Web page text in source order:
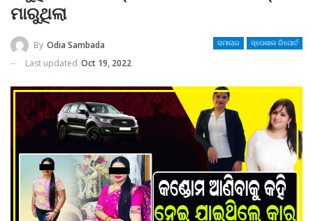
ମାରୁଥିଲା
ସମାଚାର ସ୍ପେଶାଲ ରିପୋର୍ଟ
By Odia Sambada
Last updated Oct 19, 2022